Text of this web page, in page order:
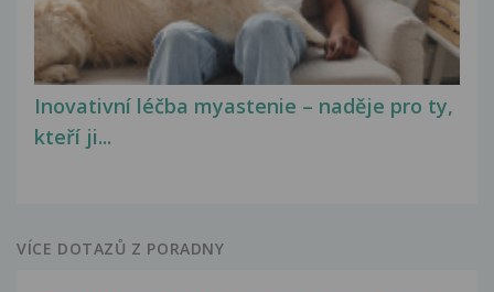
Inovativní léčba myastenie – naděje pro ty,
kteří ji...
VÍCE DOTAZŮ Z PORADNY